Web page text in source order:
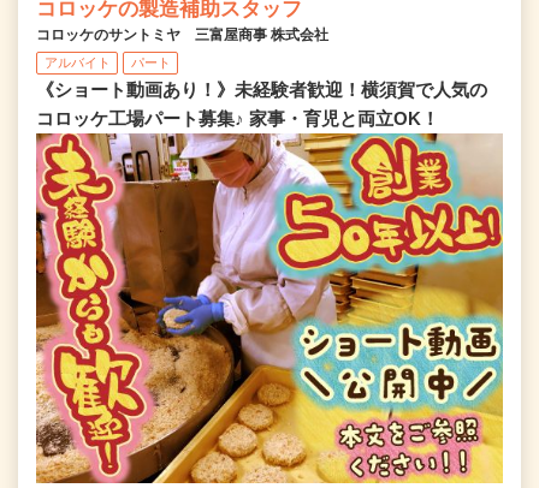
コロッケの製造補助スタッフ
コロッケのサントミヤ 三富屋商事 株式会社
アルバイト パート
《ショート動画あり！》未経験者歓迎！横須賀で人気の
コロッケ工場パート募集♪ 家事・育児と両立OK！